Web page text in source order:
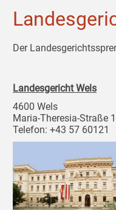
Der
Landesgericht Wels
4600 Wels
Maria-Theresia-Straße
Telefon: +43 57 60121